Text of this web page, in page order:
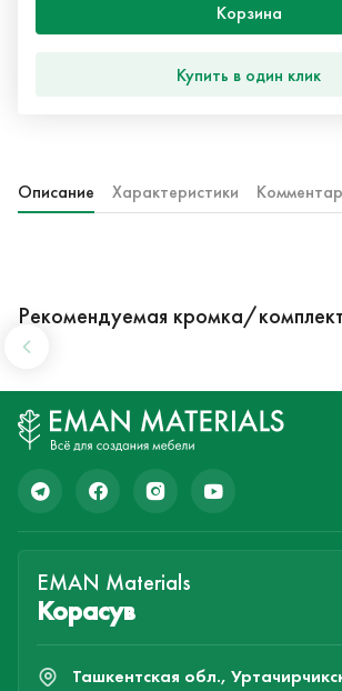
Корзина
Купить в один клик
Описание Характеристики
Рекомендуемая кромка/
EMAN Materials
Корасув
Ташкентская обл.,